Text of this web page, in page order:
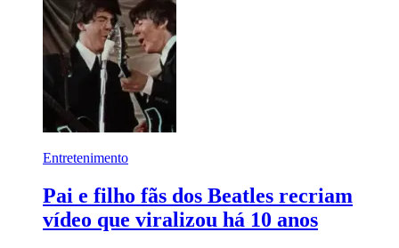
Entretenimento
Pai e filho fãs dos Beatles recriam
vídeo que viralizou há 10 anos